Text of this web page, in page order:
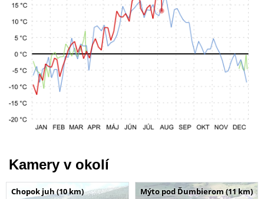
Kamery v okolí
Chopok juh (10 km) Mýto pod Ďumbierom (11 km)